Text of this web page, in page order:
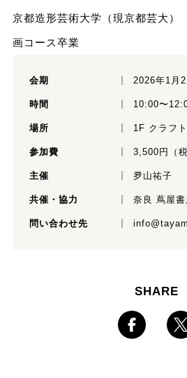
京都造形芸術大学（現京都芸大
画コース卒業
会期 2026年1月
時間 10:00〜
場所 1F クラフ
参加費 3,500円（税
主催 夛山祐子
共催・協力 奈良 蔦屋書
問い合わせ先
SHARE